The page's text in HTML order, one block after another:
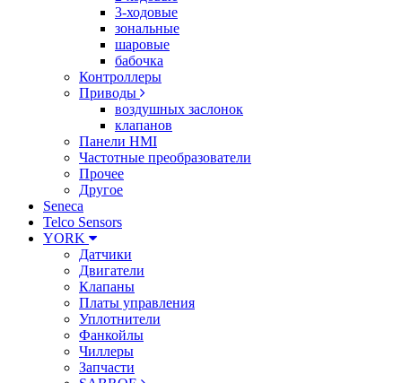
3-ходовые
зональные
шаровые
бабочка
Контроллеры
Приводы
воздушных заслонок
клапанов
Панели HMI
Частотные преобразователи
Прочее
Другое
Seneca
Telco Sensors
YORK
Датчики
Двигатели
Клапаны
Платы управления
Уплотнители
Фанкойлы
Чиллеры
Запчасти